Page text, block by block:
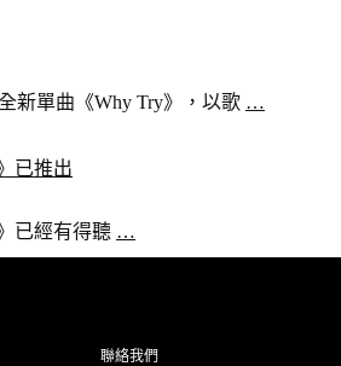
新單曲《Why Try》，以歌 …
已推出
已經有得聽 …
聯絡我們